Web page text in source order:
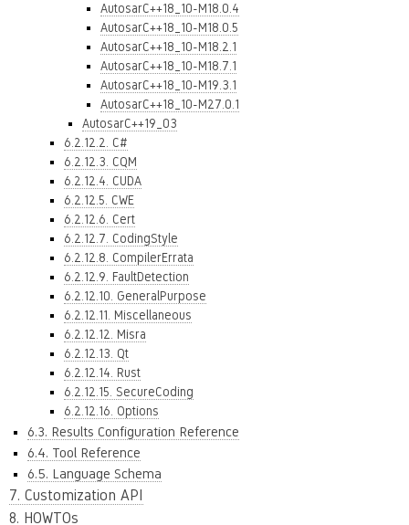
AutosarC++18_10-M18.0.4
AutosarC++18_10-M18.0.5
AutosarC++18_10-M18.2.1
AutosarC++18_10-M18.7.1
AutosarC++18_10-M19.3.1
AutosarC++18_10-M27.0.1
AutosarC++19_03
6.2.12.2. C#
6.2.12.3. CQM
6.2.12.4. CUDA
6.2.12.5. CWE
6.2.12.6. Cert
6.2.12.7. CodingStyle
6.2.12.8. CompilerErrata
6.2.12.9. FaultDetection
6.2.12.10. GeneralPurpose
6.2.12.11. Miscellaneous
6.2.12.12. Misra
6.2.12.13. Qt
6.2.12.14. Rust
6.2.12.15. SecureCoding
6.2.12.16. Options
6.3. Results Configuration Reference
6.4. Tool Reference
6.5. Language Schema
7. Customization API
8. HOWTOs